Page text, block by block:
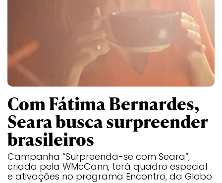
Com Fátima Bernardes,
Seara busca surpreender
brasileiros
Campanha “Surpreenda-se com Seara”,
criada pela WMcCann, terá quadro especial
e ativações no programa Encontro, da Globo